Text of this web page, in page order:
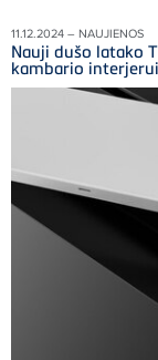
11.12.2024 – NAUJIENOS
Nauji dušo latako
kambario interjerui